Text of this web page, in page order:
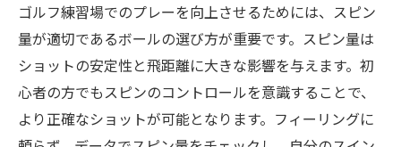
ゴルフ練習場でのプレーを向上させるためには、スピン
量が適切であるボールの選び方が重要です。スピン量は
ショットの安定性と飛距離に大きな影響を与えます。初
心者の方でもスピンのコントロールを意識することで、
より正確なショットが可能となります。フィーリングに